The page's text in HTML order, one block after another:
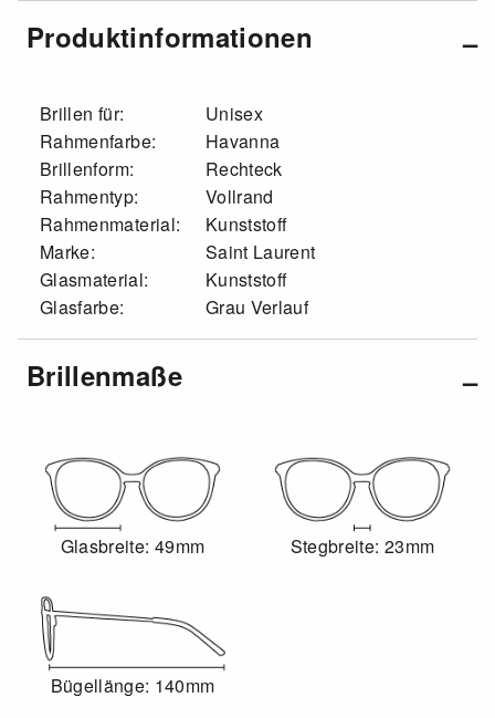
Produktinformationen
Brillen für:
Unisex
Rahmenfarbe:
Havanna
Brillenform:
Rechteck
Rahmentyp:
Vollrand
Rahmenmaterial:
Kunststoff
Marke:
Saint Laurent
Glasmaterial:
Kunststoff
Glasfarbe:
Grau Verlauf
Brillenmaße
Glasbreite: 49mm Stegbreite: 23mm
Bügellänge: 140mm